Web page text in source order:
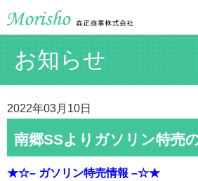
お知らせ
2022年03月10日
南郷SSよりガソリン特売
★☆– ガソリン特売情報 –☆★